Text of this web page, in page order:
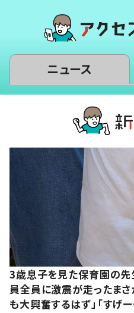
ニュース
3歳息子を見た保育園の先
員全員に激震が走ったま
も大興奮するはず」「すげー